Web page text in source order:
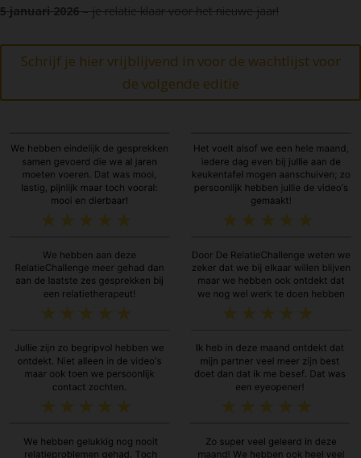
5 januari 2026– je relatie klaar voor het nieuwe jaar!
Schrijf je hier vrijblijvend in voor de wachtlijst voor
de volgende editie